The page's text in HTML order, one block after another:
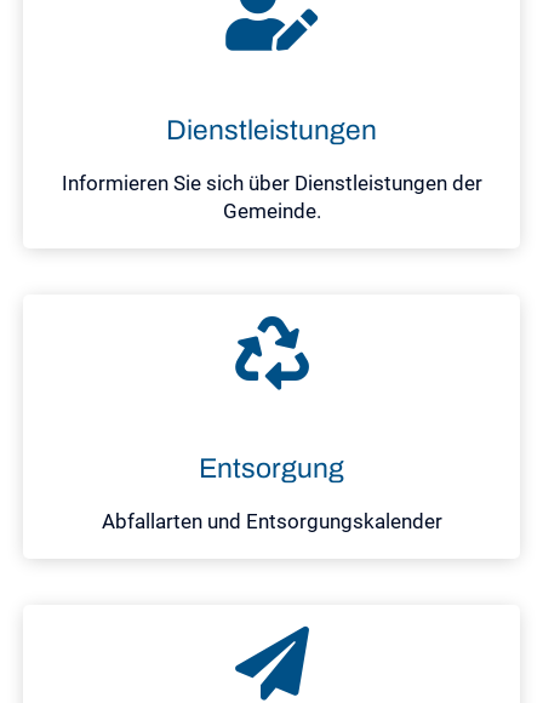
Dienstleistungen
Informieren Sie sich über Dienstleistungen der
Gemeinde.
Entsorgung
Abfallarten und Entsorgungskalender